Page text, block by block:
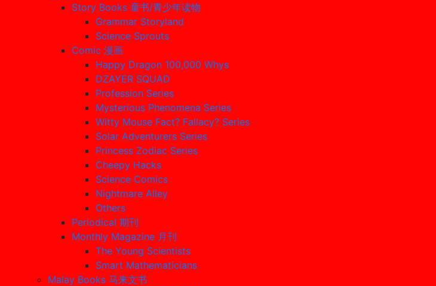
Story Books 童书/青少年读物
Grammar Storyland
Science Sprouts
Comic 漫画
Happy Dragon 100,000 Whys
DZAYER SQUAD
Profession Series
Mysterious Phenomena Series
Witty Mouse Fact? Fallacy? Series
Solar Adventurers Series
Princess Zodiac Series
Cheepy Hacks
Science Comics
Nightmare Alley
Others
Periodical 期刊
Monthly Magazine 月刊
The Young Scientists
Smart Mathematicians
Malay Books 马来文书